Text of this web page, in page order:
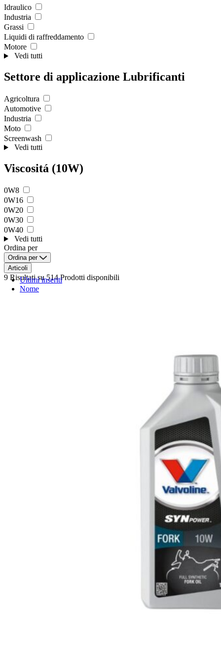
Idraulico
Industria
Grassi
Liquidi di raffreddamento
Motore
Vedi tutti
Settore di applicazione Lubrificanti
Agricoltura
Automotive
Industria
Moto
Screenwash
Vedi tutti
Viscositá (10W)
0W8
0W16
0W20
0W30
0W40
Vedi tutti
Ordina per
Ordina per
Ultimi inseriti
Nome
Articoli
9 Risultatisu 514 Prodotti disponibili